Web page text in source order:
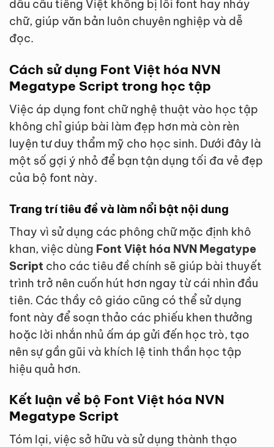
dấu câu tiếng Việt không bị lỗi font hay nhảy
chữ, giúp văn bản luôn chuyên nghiệp và dễ
đọc.
Cách sử dụng Font Việt hóa NVN
Megatype Script trong học tập
Việc áp dụng font chữ nghệ thuật vào học tập
không chỉ giúp bài làm đẹp hơn mà còn rèn
luyện tư duy thẩm mỹ cho học sinh. Dưới đây là
một số gợi ý nhỏ để bạn tận dụng tối đa vẻ đẹp
của bộ font này.
Trang trí tiêu đề và làm nổi bật nội dung
Thay vì sử dụng các phông chữ mặc định khô
khan, việc dùng Font Việt hóa NVN Megatype
Script cho các tiêu đề chính sẽ giúp bài thuyết
trình trở nên cuốn hút hơn ngay từ cái nhìn đầu
tiên. Các thầy cô giáo cũng có thể sử dụng
font này để soạn thảo các phiếu khen thưởng
hoặc lời nhắn nhủ ấm áp gửi đến học trò, tạo
nên sự gần gũi và khích lệ tinh thần học tập
hiệu quả hơn.
Kết luận về bộ Font Việt hóa NVN
Megatype Script
Tóm lại, việc sở hữu và sử dụng thành thạo